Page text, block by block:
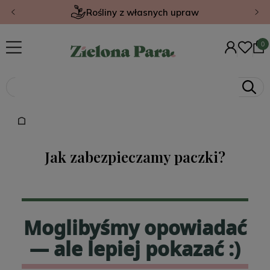
Rośliny z własnych upraw
Jak zabezpieczamy paczki?
Moglibyśmy opowiadać
— ale lepiej pokazać :)